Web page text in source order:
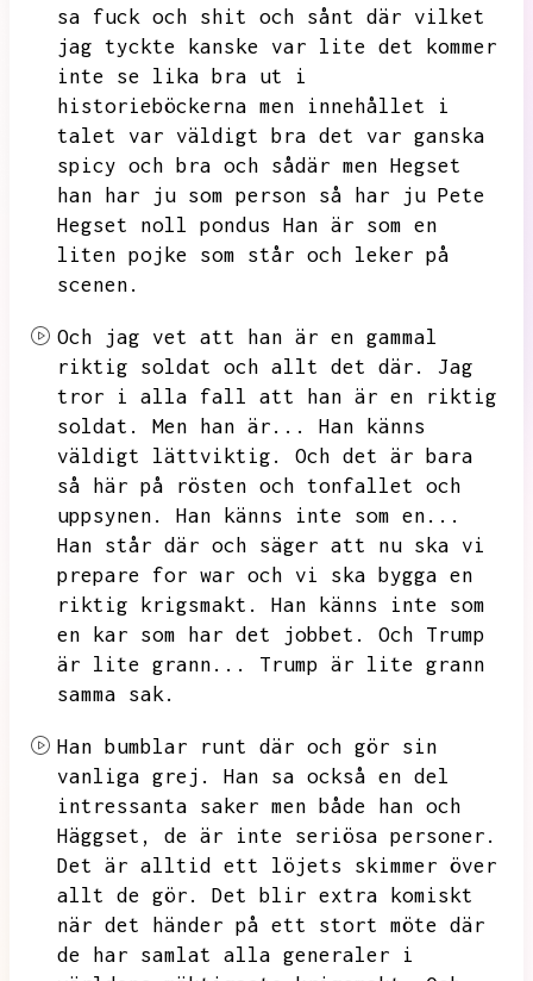
sa fuck och shit och sånt där vilket
jag tyckte kanske var lite det kommer
inte se lika bra ut i
historieböckerna men innehållet i
talet var väldigt bra det var ganska
spicy och bra och sådär men Hegset
han har ju som person så har ju Pete
Hegset noll pondus Han är som en
liten pojke som står och leker på
scenen.
Och jag vet att han är en gammal
riktig soldat och allt det där.
Jag
tror i alla fall att han är en riktig
soldat.
Men han är...
Han känns
väldigt lättviktig.
Och det är bara
så här på rösten och tonfallet och
uppsynen.
Han känns inte som en...
Han står där och säger att nu ska vi
prepare for war och vi ska bygga en
riktig krigsmakt.
Han känns inte som
en kar som har det jobbet.
Och Trump
är lite grann...
Trump är lite grann
samma sak.
Han bumblar runt där och gör sin
vanliga grej.
Han sa också en del
intressanta saker men både han och
Häggset,
de är inte seriösa personer.
Det är alltid ett löjets skimmer över
allt de gör.
Det blir extra komiskt
när det händer på ett stort möte där
de har samlat alla generaler i